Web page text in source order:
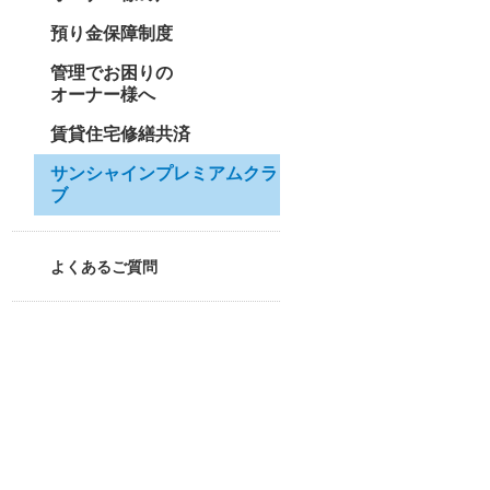
預り金保障制度
管理でお困りの
オーナー様へ
賃貸住宅修繕共済
サンシャインプレミアムクラ
ブ
よくあるご質問